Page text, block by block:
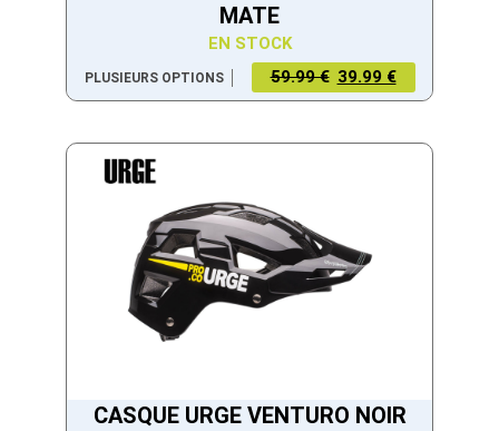
MATE
EN STOCK
PLUSIEURS OPTIONS 59.99 € 39.99 €
CASQUE URGE VENTURO NOIR